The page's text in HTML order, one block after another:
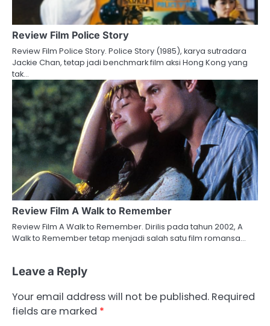
Review Film Police Story
Review Film Police Story. Police Story (1985), karya sutradara
Jackie Chan, tetap jadi benchmark film aksi Hong Kong yang
tak…
Review Film A Walk to Remember
Review Film A Walk to Remember. Dirilis pada tahun 2002, A
Walk to Remember tetap menjadi salah satu film romansa…
Leave a Reply
Your email address will not be published. Required
fields are marked *